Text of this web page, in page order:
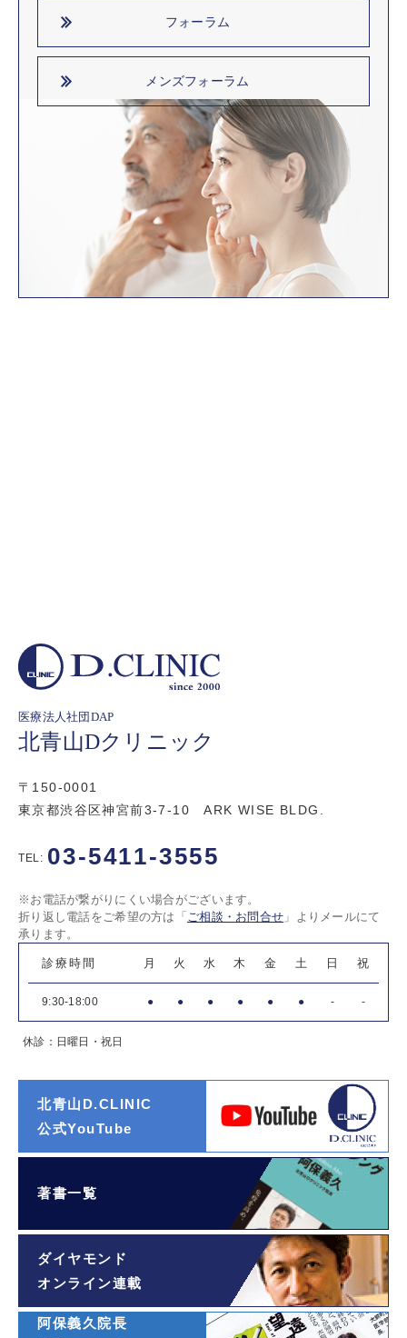
フォーラム
メンズフォーラム
医療法人社団DAP
北青山Dクリニック
〒150-0001
東京都渋谷区神宮前3-7-10 ARK WISE BLDG.
TEL: 03-5411-3555
※お電話が繋がりにくい場合がございます。
折り返し電話をご希望の方は「 ご相談・お問合せ 」よりメールにて
承ります。
診療時間 月 火 水 木 金 土 日 祝
9:30-18:00 ● ● ● ● ● ● - -
休診：日曜日・祝日
北青山D.CLINIC
公式YouTube
著書一覧
ダイヤモンド
オンライン連載
阿保義久院長